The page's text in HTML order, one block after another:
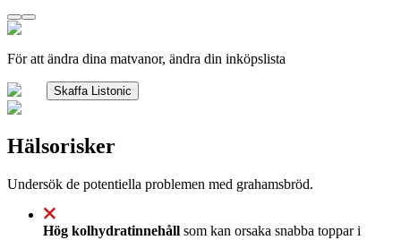
För att ändra dina matvanor, ändra din inköpslista
Skaffa Listonic
Hälsorisker
Undersök de potentiella problemen med grahamsbröd.
Hög kolhydratinnehåll som kan orsaka snabba toppar i